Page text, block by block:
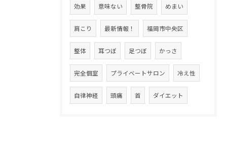
効果 意味ない 整骨院 めまい
肩こり 最新情報！ 福岡市中央区
整体 耳つぼ 足つぼ かっさ
完全個室 プライベートサロン 冷え性
自律神経 頭痛 首 ダイエット